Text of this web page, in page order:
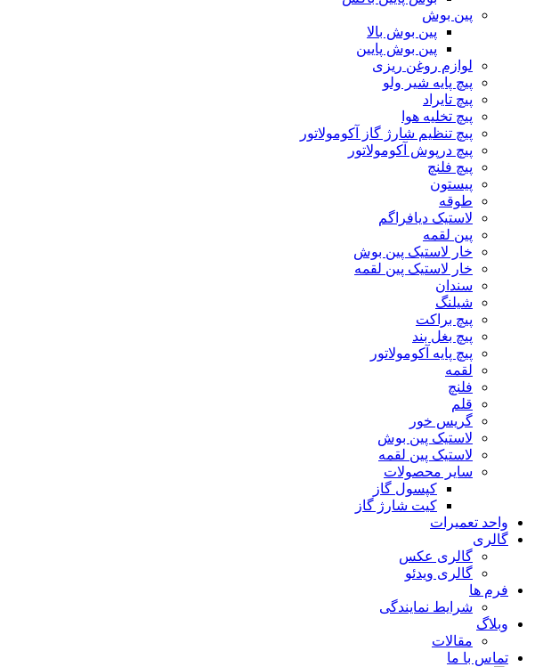
پین بوش
پین بوش بالا
پین بوش پایین
لوازم روغن ریزی
پیچ پایه شیر ولو
پیچ تایراد
پیچ تخلیه هوا
پیچ تنظیم شارژ گاز آکومولاتور
پیچ درپوش آکومولاتور
پیچ فلنچ
پیستون
طوقه
لاستیک دیافراگم
پین لقمه
خار لاستیک پین بوش
خار لاستیک پین لقمه
سندان
شیلنگ
پیچ براکت
پیچ بغل بند
پیچ پایه آکومولاتور
لقمه
فلنچ
قلم
گریس خور
لاستیک پین بوش
لاستیک پین لقمه
سایر محصولات
کپسول گاز
کیت شارژ گاز
واحد تعمیرات
گالری
گالری عکس
گالری ویدئو
فرم ها
شرایط نمایندگی
وبلاگ
مقالات
تماس با ما